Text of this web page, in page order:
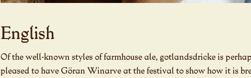
English
Of the well-known styles of farmhouse ale, gotlandsdricke is
pleased to have Göran Winarve at the festival to show how it is